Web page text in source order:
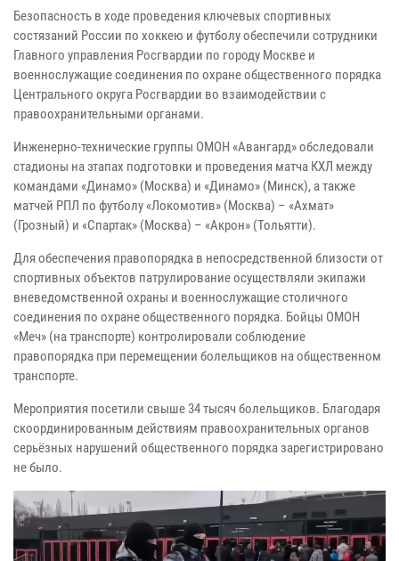
Безопасность в ходе проведения ключевых спортивных
состязаний России по хоккею и футболу обеспечили сотрудники
Главного управления Росгвардии по городу Москве и
военнослужащие соединения по охране общественного порядка
Центрального округа Росгвардии во взаимодействии с
правоохранительными органами.
Инженерно-технические группы ОМОН «Авангард» обследовали
стадионы на этапах подготовки и проведения матча КХЛ между
командами «Динамо» (Москва) и «Динамо» (Минск), а также
матчей РПЛ по футболу «Локомотив» (Москва) – «Ахмат»
(Грозный) и «Спартак» (Москва) – «Акрон» (Тольятти).
Для обеспечения правопорядка в непосредственной близости от
спортивных объектов патрулирование осуществляли экипажи
вневедомственной охраны и военнослужащие столичного
соединения по охране общественного порядка. Бойцы ОМОН
«Меч» (на транспорте) контролировали соблюдение
правопорядка при перемещении болельщиков на общественном
транспорте.
Мероприятия посетили свыше 34 тысяч болельщиков. Благодаря
скоординированным действиям правоохранительных органов
серьёзных нарушений общественного порядка зарегистрировано
не было.